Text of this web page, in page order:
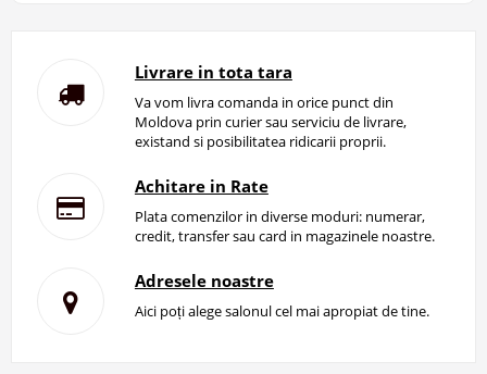
Livrare in tota tara
Va vom livra comanda in orice punct din
Moldova prin curier sau serviciu de livrare,
existand si posibilitatea ridicarii proprii.
Achitare in Rate
Plata comenzilor in diverse moduri: numerar,
credit, transfer sau card in magazinele noastre.
Adresele noastre
Aici poți alege salonul cel mai apropiat de tine.